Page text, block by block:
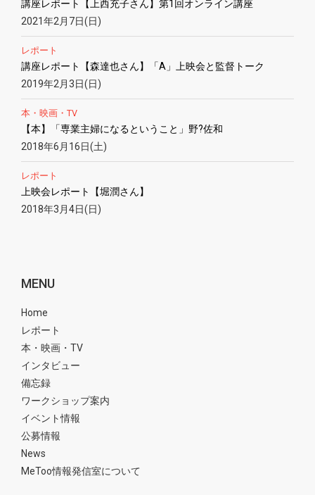
講座レポート【上西充子さん】第1回オンライン講座
2021年2月7日(日)
レポート
講座レポート【森達也さん】「A」上映会と監督トーク
2019年2月3日(日)
本・映画・TV
【本】「専業主婦になるということ」野?佐和
2018年6月16日(土)
レポート
上映会レポート【堀潤さん】
2018年3月4日(日)
MENU
Home
レポート
本・映画・TV
インタビュー
備忘録
ワークショップ案内
イベント情報
公募情報
News
MeToo情報発信室について